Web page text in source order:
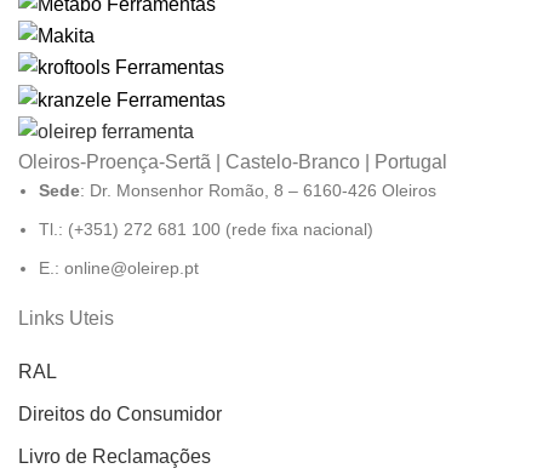
Oleiros-Proença-Sertã | Castelo-Branco | Portugal
Sede: Dr. Monsenhor Romão, 8 – 6160-426 Oleiros
Tl.: (+351) 272 681 100 (rede fixa nacional)
E.: online@oleirep.pt
Links Uteis
RAL
Direitos do Consumidor
Livro de Reclamações